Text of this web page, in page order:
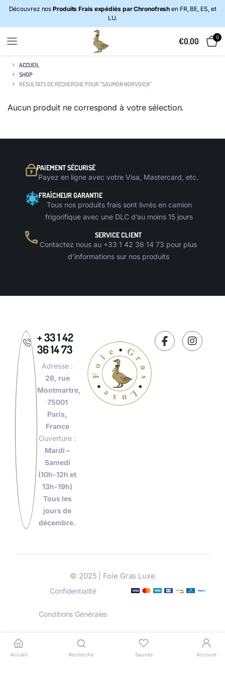
Découvrez nosProduits Frais expédiés par Chronofresh en FR, BE, ES, et
LU.
€0,00 0
Accueil Recherche Sauvés Account
ACCUEIL
SHOP
RÉSULTATS DE RECHERCHE POUR “SAUMON NORVGIEN”
Aucun produit ne correspond à votre sélection.
PAIEMENT SÉCURISÉ
Payez en ligne avec votre Visa, Mastercard, etc.
FRAÎCHEUR GARANTIE
Tous nos produits frais sont livrés en camion
frigorifique avec une DLC d’au moins 15 jours
SERVICE CLIENT
Contactez nous au +33 1 42 36 14 73 pour plus
d’informations sur nos produits
+ 33 1 42
36 14 73
Adresse :
26, rue
Montmartre,
75001
Paris,
France
Ouverture :
Mardi –
Samedi
(10h-12h et
13h-19h)
Tous les
jours de
décembre.
© 2025 | Foie Gras Luxe
Confidentialité
Conditions Générales